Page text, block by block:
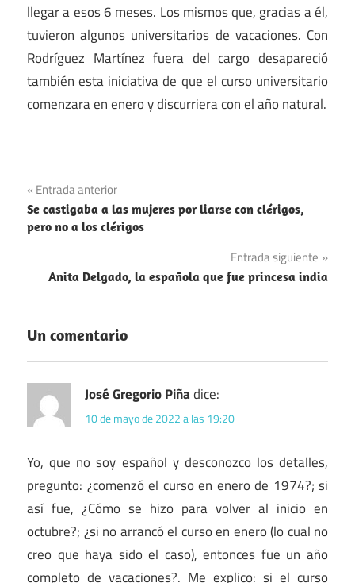
llegar a esos 6 meses. Los mismos que, gracias a él,
tuvieron algunos universitarios de vacaciones. Con
Rodríguez Martínez fuera del cargo desapareció
también esta iniciativa de que el curso universitario
comenzara en enero y discurriera con el año natural.
Leyes
Política
Navegación
de
Entrada anterior
Se castigaba a las mujeres por liarse con clérigos,
pero no a los clérigos
Entrada siguiente
Anita Delgado, la española que fue princesa india
Un comentario
José Gregorio Piñadice:
10 de mayo de 2022 a las 19:20
Yo, que no soy español y desconozco los detalles,
pregunto: ¿comenzó el curso en enero de 1974?; si
así fue, ¿Cómo se hizo para volver al inicio en
octubre?; ¿si no arrancó el curso en enero (lo cual no
creo que haya sido el caso), entonces fue un año
completo de vacaciones?. Me explico: si el curso